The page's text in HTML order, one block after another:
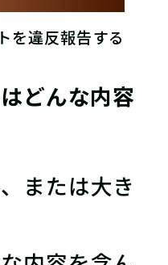
を違反報告する
どんな内容
または大き